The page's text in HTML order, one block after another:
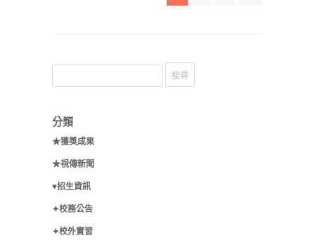
分類
★獲獎成果
★視傳新聞
♥招生資訊
✦校務公告
✦校外實習